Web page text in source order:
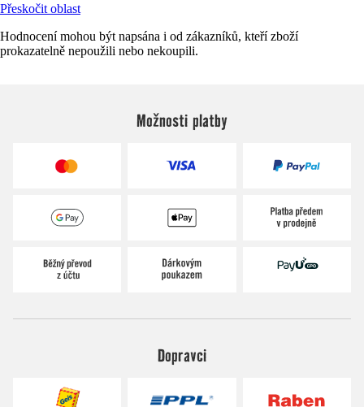
Přeskočit oblast
Hodnocení mohou být napsána i od zákazníků, kteří zboží
prokazatelně nepoužili nebo nekoupili.
Možnosti platby
Dopravci